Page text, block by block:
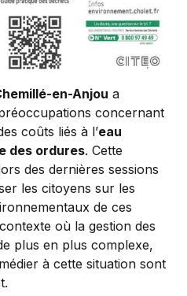
en-Anjou a
concernant
coûts liés à l’eau
des ordures. Cette
des dernières sessions
les citoyens sur les
de ces
où la gestion des
plus en plus complexe,
à cette situation sont